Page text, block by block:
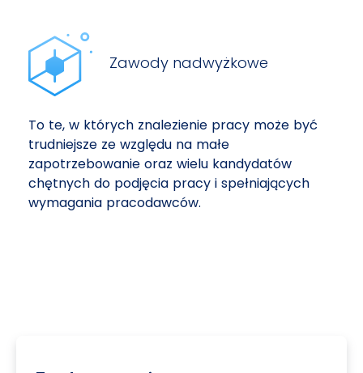
Zawody nadwyżkowe
To te, w których znalezienie pracy może być
trudniejsze ze względu na małe
zapotrzebowanie oraz wielu kandydatów
chętnych do podjęcia pracy i spełniających
wymagania pracodawców.